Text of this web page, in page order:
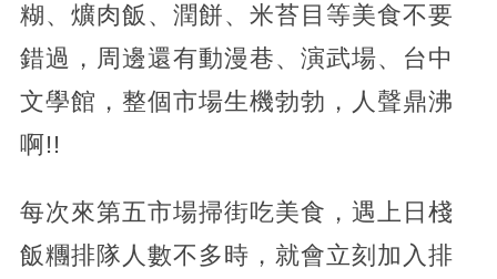
糊、爌肉飯、潤餅、米苔目等美食不要
錯過，周邊還有動漫巷、演武場、台中
文學館，整個市場生機勃勃，人聲鼎沸
啊!!
每次來第五市場掃街吃美食，遇上日棧
飯糰排隊人數不多時，就會立刻加入排